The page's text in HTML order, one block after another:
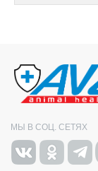
МЫ В СОЦ. СЕТЯХ